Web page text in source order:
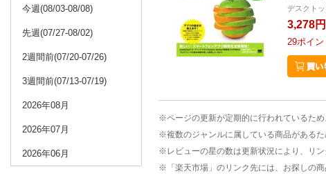
今週(08/03-08/08)
先週(07/27-08/02)
2週間前(07/20-07/26)
3週間前(07/13-07/19)
2026年08月
2026年07月
2026年06月
デスクト
3,278円
29ポイン
※ページの更新が定期的に行われているた
※複数のジャンルに属している商品がある
※レビューの星の数は更新状況により、リ
※「楽天市場」のリンク先には、お探しの